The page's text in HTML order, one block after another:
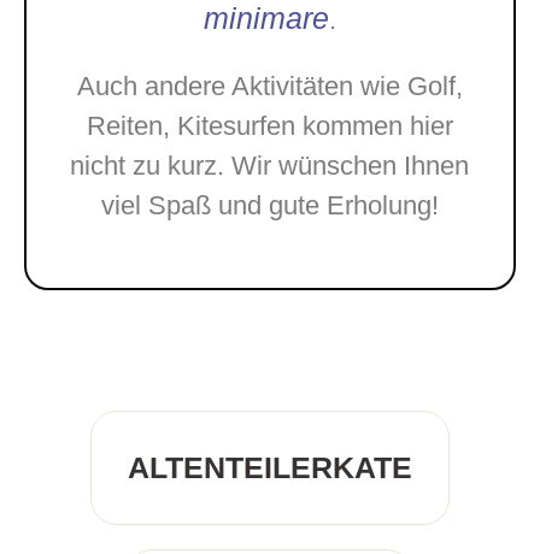
minimare.
Auch andere Aktivitäten wie Golf,
Reiten, Kitesurfen kommen hier
nicht zu kurz. Wir wünschen Ihnen
viel Spaß und gute Erholung!
ALTENTEILERKATE